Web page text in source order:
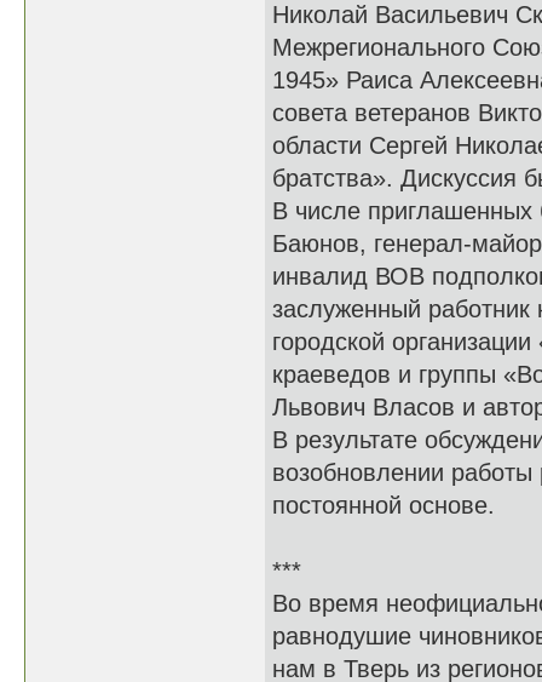
Николай Васильевич
Межрегионального
1945» Раиса
совета ветеранов
области Сергей
братства». Дискуссия
В числе
Баюнов, генерал-
инвалид ВОВ
заслуженный
городской
краеведов и группы
Львович Власов и
В результате
возобновлении работы
постоянной основе.
***
Во время
равнодушие
нам в Тверь из